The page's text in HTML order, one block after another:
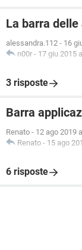
La barra
alessandra.112 - 16
n00r - 17 giu 2015
3 risposte
Barra
Renato - 12 ago 2019
Renato - 15 ago
6 risposte